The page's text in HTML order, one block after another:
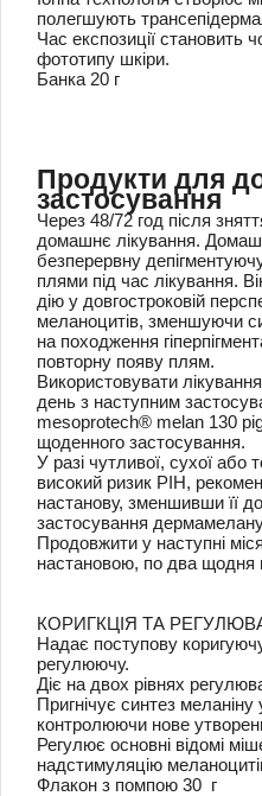
полегшують
Час експозиції становить
фототипу шкіри.
Банка 20 г
Продукти для
застосування
Через 48/72 год після
домашнє лікування.
безперервну
плями під час лікування.
дію у довгостроковій
меланоцитів, зменшуючи
на походження
повторну появу плям.
Використовувати
день з наступним
mesoprotech® melan 130
щоденного застосування.
У разі чутливої, сухої або
високий ризик PIH,
настанову, зменшивши її
застосування
Продовжити у наступні
настановою, по два щодня
КОРИГКЦІЯ ТА
Надає поступову
регулюючу.
Діє на двох рівнях
Пригнічує синтез
контролюючи нове
Регулює основні відомі
надстимуляцію
Флакон з помпою 30 г